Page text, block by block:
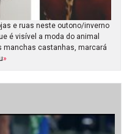
e ruas neste outono/inverno
é visível a moda do animal
manchas castanhas, marcará
»